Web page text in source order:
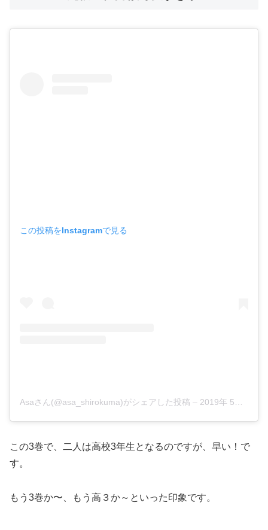
この投稿をInstagramで見る
Asaさん(@asa_shirokuma)がシェアした投稿 – 2019年 5月月23日午前7時48分PDT
この3巻で、二人は高校3年生となるのですが、早い！で
す。
もう3巻か〜、もう高３か～といった印象です。